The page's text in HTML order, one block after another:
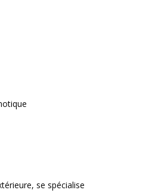
se spécialise